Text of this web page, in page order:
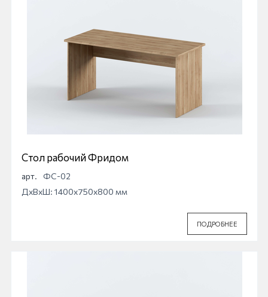
Стол рабочий Фридом
арт.
ФС-02
ДхВхШ: 1400x750x800 мм
ПОДРОБНЕЕ